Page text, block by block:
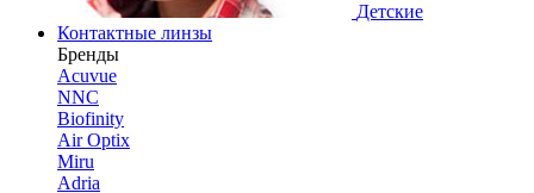
Детские
Контактные линзы
Бренды
Acuvue
NNC
Biofinity
Air Optix
Miru
Adria